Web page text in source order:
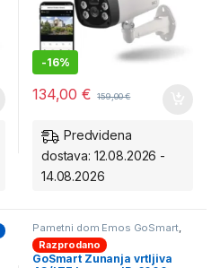
-16%
134,00€ 159,00€
Predvidena
dostava: 12.08.2026 -
14.08.2026
Pametni dom Emos GoSmart,
Pametno varovanje doma
Solarne Kamere
Zabavna elektronika
Razprodano
GoSmart Zunanja vrtljiva